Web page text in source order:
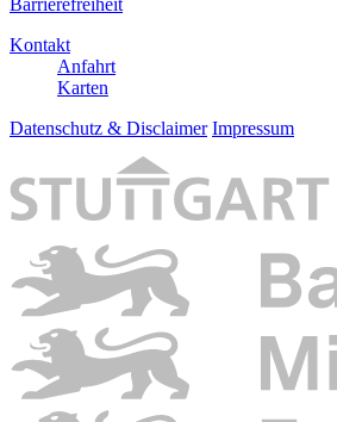
Kontakt
Anfahrt
Karten
Datenschutz & Disclaimer Impressum